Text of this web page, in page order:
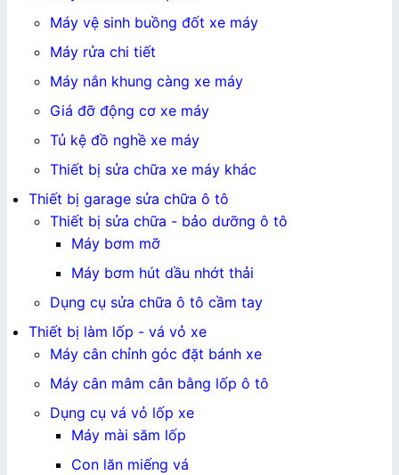
Máy vệ sinh buồng đốt xe máy
Máy rửa chi tiết
Máy nắn khung càng xe máy
Giá đỡ động cơ xe máy
Tủ kệ đồ nghề xe máy
Thiết bị sửa chữa xe máy khác
Thiết bị garage sửa chữa ô tô
Thiết bị sửa chữa - bảo dưỡng ô tô
Máy bơm mỡ
Máy bơm hút dầu nhớt thải
Dụng cụ sửa chữa ô tô cầm tay
Thiết bị làm lốp - vá vỏ xe
Máy cân chỉnh góc đặt bánh xe
Máy cân mâm cân bằng lốp ô tô
Dụng cụ vá vỏ lốp xe
Máy mài săm lốp
Con lăn miếng vá